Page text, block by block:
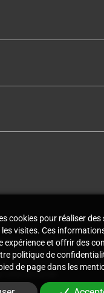
ce formulaire, j'accepte
saisies soient utilisées pour
de la relation commerciale
cette demande.
cookies pour réaliser
visites. Ces
expérience et offrir des
politique de
de page dans les